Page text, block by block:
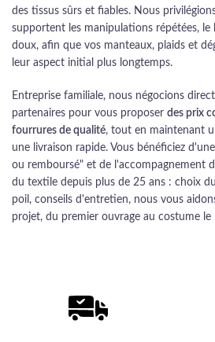
des tissus sûrs et fiables. Nous
supportent les manipulations répétées, le
doux, afin que vos manteaux, plaids et
leur aspect initial plus longtemps.
Entreprise familiale, nous négocions
partenaires pour vous proposer des prix
fourrures de qualité, tout en maintenant
une livraison rapide. Vous bénéficiez
ou remboursé" et de l'accompagnement
du textile depuis plus de 25 ans : choix
poil, conseils d'entretien, nous vous
projet, du premier ouvrage au costume le